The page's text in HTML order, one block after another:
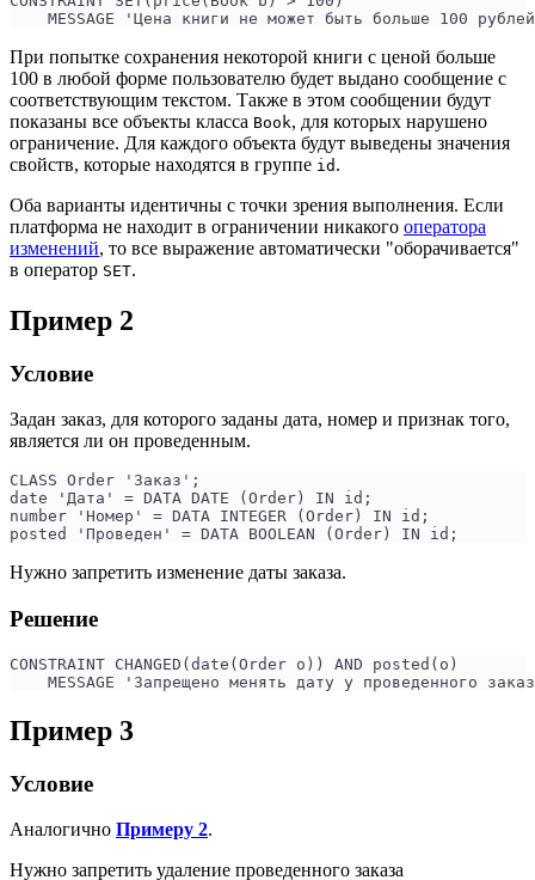
MESSAGE 'Цена книги не может быть больше 100
При попытке сохранения некоторой книги с ценой больше
100 в любой форме пользователю будет выдано сообщение с
соответствующим текстом. Также в этом сообщении будут
показаны все объекты класса Book, для которых нарушено
ограничение. Для каждого объекта будут выведены значения
свойств, которые находятся в группе id .
Оба варианты идентичны с точки зрения выполнения. Если
платформа не находит в ограничении никакого оператора
изменений, то все выражение автоматически "оборачивается"
в оператор SET.
Пример 2
Условие
Задан заказ, для которого заданы дата, номер и признак того,
является ли он проведенным.
CLASS Order 'Заказ';
date 'Дата' = DATA DATE (Order) IN id;
number 'Номер' = DATA INTEGER (Order) IN id;
posted 'Проведен' = DATA BOOLEAN (Order) IN id;
Нужно запретить изменение даты заказа.
Решение
CONSTRAINT CHANGED(date(Order o)) AND posted(o)
MESSAGE 'Запрещено менять дату у проведенного
Пример 3
Условие
Аналогично Примеру 2.
Нужно запретить удаление проведенного заказа